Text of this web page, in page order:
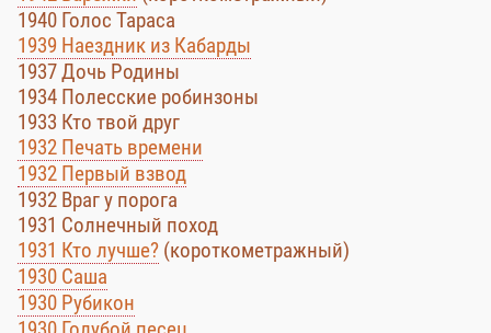
1940 Голос Тараса
1939 Наездник из Кабарды
1937 Дочь Родины
1934 Полесские робинзоны
1933 Кто твой друг
1932 Печать времени
1932 Первый взвод
1932 Враг у порога
1931 Солнечный поход
1931 Кто лучше? (короткометражный)
1930 Саша
1930 Рубикон